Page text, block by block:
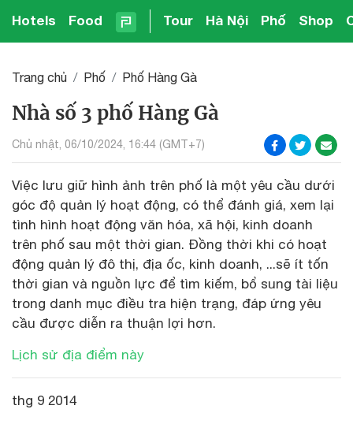
Hotels Food Tour Hà Nội Phố Shop
Trang chủ Phố Phố Hàng Gà
Nhà số 3 phố Hàng Gà
Chủ nhật, 06/10/2024, 16:44 (GMT+7)
Việc lưu giữ hình ảnh trên phố là một yêu cầu dưới
góc độ quản lý hoạt động, có thể đánh giá, xem lại
tình hình hoạt động văn hóa, xã hội, kinh doanh
trên phố sau một thời gian. Đồng thời khi có hoạt
động quản lý đô thị, địa ốc, kinh doanh, ...sẽ ít tốn
thời gian và nguồn lực để tìm kiếm, bổ sung tài liệu
trong danh mục điều tra hiện trạng, đáp ứng yêu
cầu được diễn ra thuận lợi hơn.
Lịch sử địa điểm này
thg 9 2014